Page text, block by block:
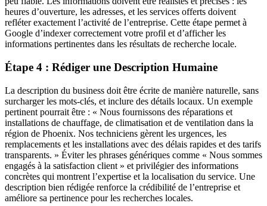
heures d’ouverture, les adresses, et les services offerts doivent
refléter exactement l’activité de l’entreprise. Cette étape permet à
Google d’indexer correctement votre profil et d’afficher les
informations pertinentes dans les résultats de recherche locale.
Étape 4 : Rédiger une Description Humaine
La description du business doit être écrite de manière naturelle, sans
surcharger les mots-clés, et inclure des détails locaux. Un exemple
pertinent pourrait être : « Nous fournissons des réparations et
installations de chauffage, de climatisation et de ventilation dans la
région de Phoenix. Nos techniciens gèrent les urgences, les
remplacements et les installations avec des délais rapides et des tarifs
transparents. » Éviter les phrases génériques comme « Nous sommes
engagés à la satisfaction client » et privilégier des informations
concrètes qui montrent l’expertise et la localisation du service. Une
description bien rédigée renforce la crédibilité de l’entreprise et
améliore sa pertinence pour les recherches locales.